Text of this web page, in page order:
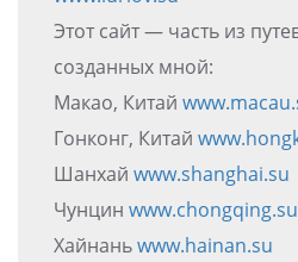
Этот сайт — часть из
созданных мной:
Макао, Китай
Гонконг, Китай
Шанхай www.shanghai.su
Чунцин www.chongqing.su
Хайнаньwww.hainan.su